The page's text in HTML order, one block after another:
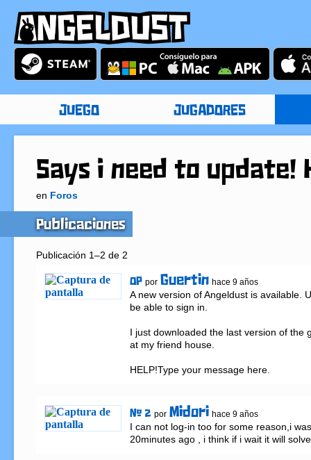
JUEGO JUGADORES
Says i need to update!
en Foros
Publicaciones
Publicación 1–2 de 2
OP por Guertin hace 9 años
A new version of Angeldust is available.
be able to sign in.
I just downloaded the last version of the
at my friend house.
HELP!Type your message here.
# 2 por Midori hace 9 años
I can not log-in too for some reason,i
20minutes ago , i think if i wait it will